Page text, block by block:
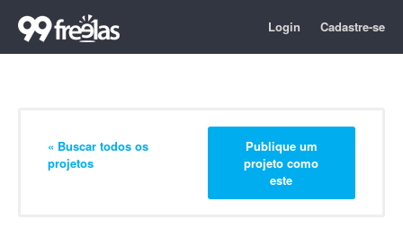
Login Cadastre-se
« Buscar todos os
projetos
Publique um
projeto como
este